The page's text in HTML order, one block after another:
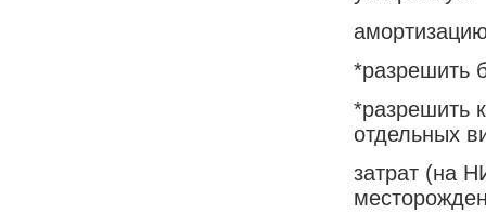
*разрешить
*разрешить
отдельных
затрат (на